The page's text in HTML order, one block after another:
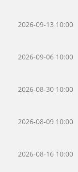
2026-09-13 10:00
2026-09-06 10:00
2026-08-30 10:00
2026-08-09 10:00
2026-08-16 10:00